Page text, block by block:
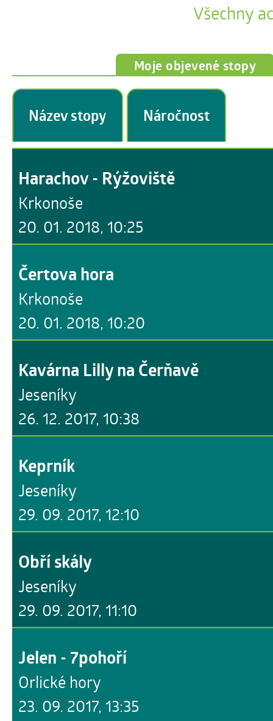
Všechny
Moje objevené stopy
Název stopy Náročnost
20. 01. 2018, 10:25
Harachov - Rýžoviště
Krkonoše
20. 01. 2018, 10:20
Čertova hora
Krkonoše
26. 12. 2017, 10:38
Kavárna Lilly na Čerňavě
Jeseníky
29. 09. 2017, 12:10
Keprník
Jeseníky
29. 09. 2017, 11:10
Obří skály
Jeseníky
23. 09. 2017, 13:35
Jelen - 7pohoří
Orlické hory